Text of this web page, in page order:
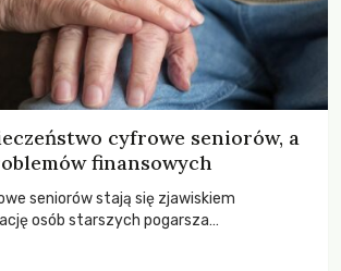
cyfrowe seniorów, a
finansowych
seniorów stają się zjawiskiem
osób starszych pogarsza